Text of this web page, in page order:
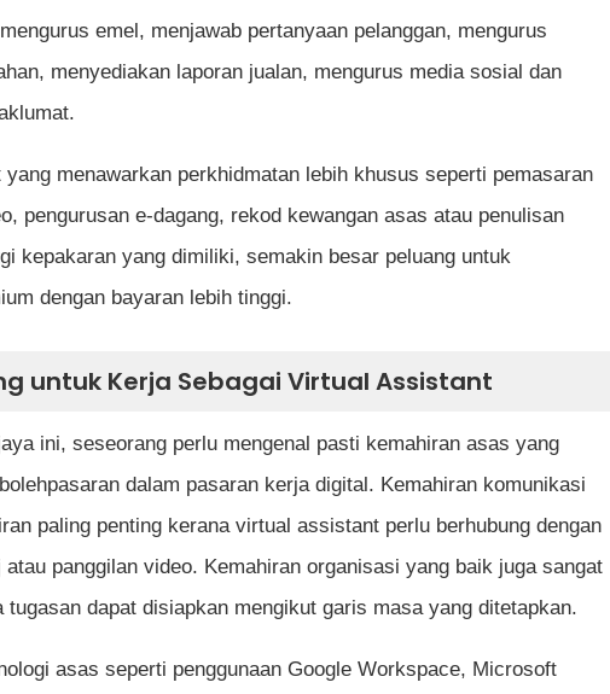
emel, menjawab pertanyaan pelanggan, mengurus
menyediakan laporan jualan, mengurus media sosial dan
menawarkan perkhidmatan lebih khusus seperti pemasaran
pengurusan e-dagang, rekod kewangan asas atau penulisan
kepakaran yang dimiliki, semakin besar peluang untuk
dengan bayaran lebih tinggi.
untuk Kerja Sebagai Virtual Assistant
ini, seseorang perlu mengenal pasti kemahiran asas yang
dalam pasaran kerja digital. Kemahiran komunikasi
paling penting kerana virtual assistant perlu berhubung dengan
panggilan video. Kemahiran organisasi yang baik juga sangat
tugasan dapat disiapkan mengikut garis masa yang ditetapkan.
asas seperti penggunaan Google Workspace, Microsoft